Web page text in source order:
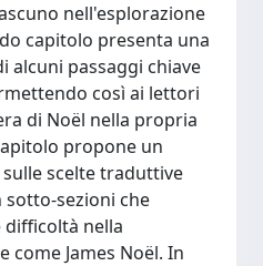
nell'esplorazione
capitolo presenta una
alcuni passaggi chiave
così ai lettori
di Noël nella propria
propone un
scelte traduttive
sezioni che
difficoltà nella
James Noël. In